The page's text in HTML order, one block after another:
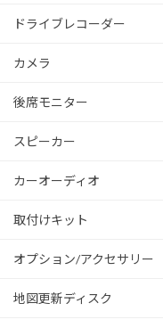
ドライブレコーダー
カメラ
後席モニター
スピーカー
カーオーディオ
取付けキット
オプション/アクセサリー
地図更新ディスク